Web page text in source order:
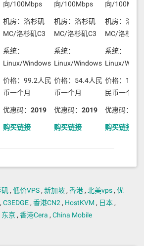
向/100Mbps
机房：洛杉矶
MC/洛杉矶C3
系统：
Linux/Windows
价格：99.2人民
币一个月
优惠码： 2019
购买链接
向/100Mbps
机房：洛杉矶
MC/洛杉矶C3
系统：
Linux/Windows
价格：54.4人民
币一个月
优惠码： 2019
购买链接
向/
机房：洛杉
MC/洛杉矶
系统：
Linux/
价格：
民币一个月
优惠码：
购买链接
矶 , 低价VPS , 新加坡 , 香港 , 北美vps , 优
, C3EDGE , 香港CN2 , HostKVM , 日本 ,
东京 , 香港Cera , China Mobile